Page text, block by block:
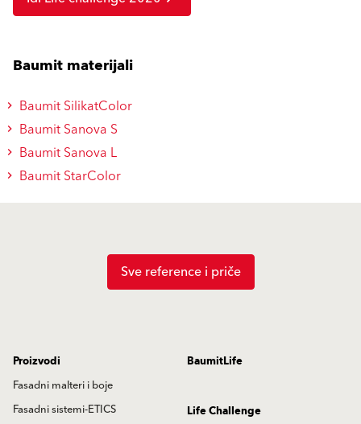
Baumit materijali
Baumit SilikatColor
Baumit Sanova S
Baumit Sanova L
Baumit StarColor
Sve reference i priče
Proizvodi
Fasadni malteri i boje
Fasadni sistemi-ETICS
BaumitLife
Life Challenge